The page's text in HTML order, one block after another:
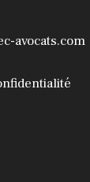
avocats.com